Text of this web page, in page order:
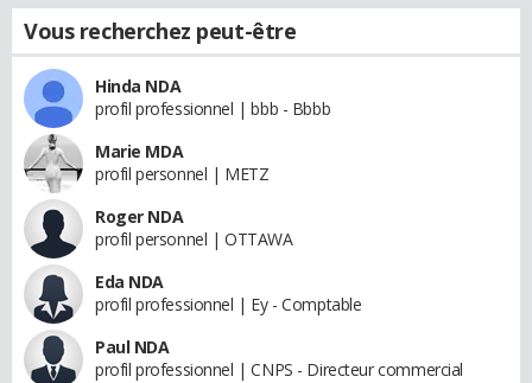
Vous recherchez peut-être
Hinda NDA
profil professionnel | bbb - Bbbb
Marie MDA
profil personnel | METZ
Roger NDA
profil personnel | OTTAWA
Eda NDA
profil professionnel | Ey - Comptable
Paul NDA
profil professionnel | CNPS - Directeur commercial